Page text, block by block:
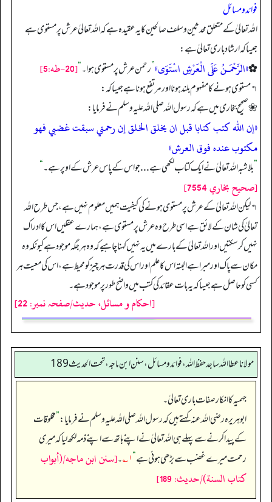
فوائد و مسائل
اللہ تعالیٰ کے متعلق محدثین و سلف صالحین کا یہ عقیدہ ہے کہ اللہ تعالیٰ عرش پر مستوی ہے
جیسا کہ ارشاد باری تعالیٰ ہے:
✿«الرَّحْمَـنُ عَلَى الْعَرْشِ اسْتَوَى»”رحمن عرش پر مستوی ہوا۔“[20-طه:5]
↰ مستوی ہونے کا مفہوم بلند ہونا اور مرتفع ہونا ہے جیسا کہ:
❀ صحیح بخاری میں ہے کہ رسول اللہ صلی اللہ علیہ وسلم نے فرمایا:
«إن الله كتب كتابا قبل ان يخلق الخلق إن رحمتي سبقت غضبي فهو
مكتوب عنده فوق العرش»
”بلاشبہ اللہ تعالیٰ نے ایک کتاب لکھی ہے . . . جو اس کے پاس عرش کے اوپر ہے۔“
[صحيح بخاري 7554]
↰ لیکن اللہ تعالیٰ کے عرش پر مستوی ہونے کی کیفیت ہمیں معلوم نہیں ہے، جس طرح اللہ
تعالیٰ کی شان کے لائق ہے اسی طرح وہ عرش پر مستوی ہے، ہمارے عقلیں اس کا ادراک
نہیں کر سکتیں اور اللہ تعالیٰ کے بارے میں یہ نہیں کہنا چاہیے کہ وہ ہر جگہ موجود ہے کیونکہ وہ
مکان سے پاک اور مبرا ہے البتہ اس کا علم اور اس کی قدرت ہر چیز کو محیط ہے، اس کی معیت ہر
کسی کو حاصل ہے جیسا کہ یہ بات عقائد کی کتب میں واضح طور پر موجود ہے۔
[احکام و مسائل، حدیث/صفحہ نمبر: 22]
مولانا عطا الله ساجد حفظ الله، فوائد و مسائل، سنن ابن ماجه، تحت الحديث189
جہمیہ کا انکار صفات باری تعالیٰ۔
ابوہریرہ رضی اللہ عنہ کہتے ہیں کہ رسول اللہ صلی اللہ علیہ وسلم نے فرمایا:”مخلوقات
کے پیدا کرنے سے پہلے ہی اللہ تعالیٰ نے اپنے ہاتھ سے اپنے ذمہ لکھ لیا کہ میری
رحمت میرے غضب سے بڑھی ہوئی ہے“۱؎ ۔[سنن ابن ماجه/(أبواب
كتاب السنة)/حدیث: 189]